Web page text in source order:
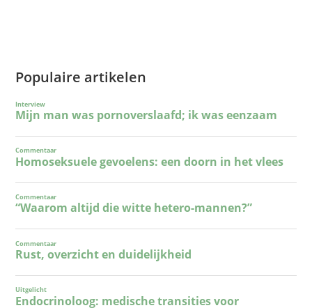
Populaire artikelen